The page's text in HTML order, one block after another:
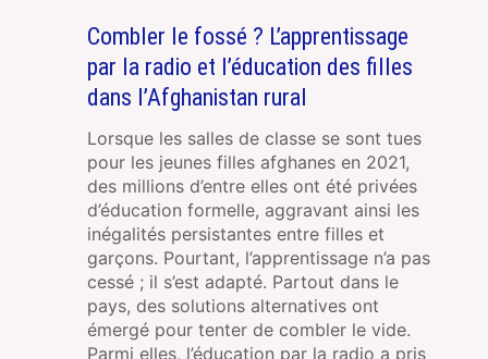
Combler le fossé ? L’apprentissage
par la radio et l’éducation des filles
dans l’Afghanistan rural
Lorsque les salles de classe se sont tues
pour les jeunes filles afghanes en 2021,
des millions d’entre elles ont été privées
d’éducation formelle, aggravant ainsi les
inégalités persistantes entre filles et
garçons. Pourtant, l’apprentissage n’a pas
cessé ; il s’est adapté. Partout dans le
pays, des solutions alternatives ont
émergé pour tenter de combler le vide.
Parmi elles, l’éducation par la radio a pris